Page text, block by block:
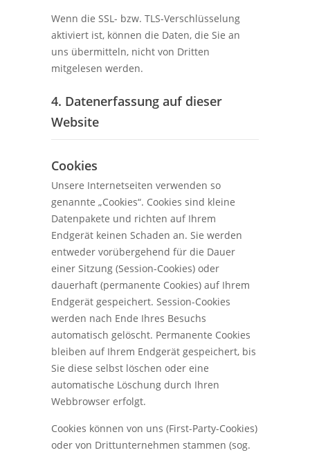
Wenn die SSL- bzw. TLS-Verschlüsselung
aktiviert ist, können die Daten, die Sie an
uns übermitteln, nicht von Dritten
mitgelesen werden.
4. Datenerfassung auf dieser
Website
Cookies
Unsere Internetseiten verwenden so
genannte „Cookies“. Cookies sind kleine
Datenpakete und richten auf Ihrem
Endgerät keinen Schaden an. Sie werden
entweder vorübergehend für die Dauer
einer Sitzung (Session-Cookies) oder
dauerhaft (permanente Cookies) auf Ihrem
Endgerät gespeichert. Session-Cookies
werden nach Ende Ihres Besuchs
automatisch gelöscht. Permanente Cookies
bleiben auf Ihrem Endgerät gespeichert, bis
Sie diese selbst löschen oder eine
automatische Löschung durch Ihren
Webbrowser erfolgt.
Cookies können von uns (First-Party-Cookies)
oder von Drittunternehmen stammen (sog.